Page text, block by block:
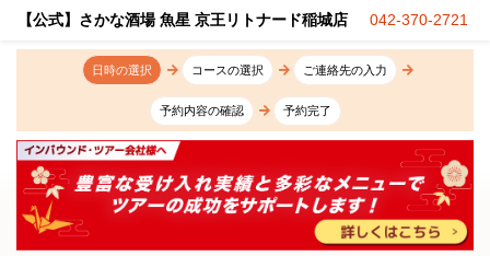
【公式】さかな酒場 魚星 京王リトナード稲城店 042-370-2721
日時の選択 コースの選択 ご連絡先の入力
予約内容の確認 予約完了